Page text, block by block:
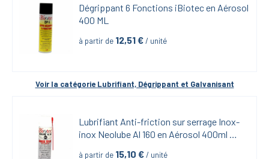
Dégrippant 6 Fonctions iBiotec en Aérosol
400 ML
à partir de 12,51 € / unité
Voir la catégorie Lubrifiant, Dégrippant et Galvanisant
Lubrifiant Anti-friction sur serrage Inox-
inox Neolube Al 160 en Aérosol 400ml
à partir de 15,10 € / unité